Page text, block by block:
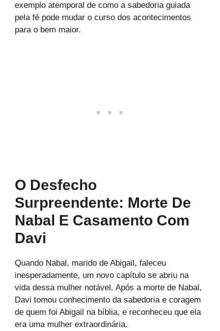
exemplo atemporal de como a sabedoria guiada
pela fé pode mudar o curso dos acontecimentos
para o bem maior.
O Desfecho
Surpreendente: Morte De
Nabal E Casamento Com
Davi
Quando Nabal, marido de Abigail, faleceu
inesperadamente, um novo capítulo se abriu na
vida dessa mulher notável. Após a morte de Nabal,
Davi tomou conhecimento da sabedoria e coragem
de quem foi Abigail na bíblia, e reconheceu que ela
era uma mulher extraordinária.